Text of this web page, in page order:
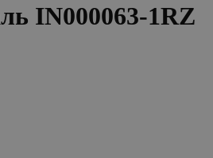
IN000063-1RZ